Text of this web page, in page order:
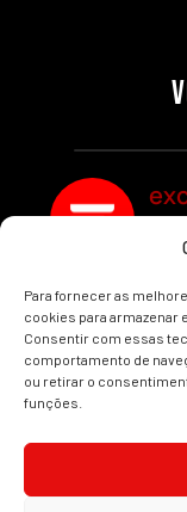
Para fornecer as
cookies para armazenar
Consentir com essas
comportamento de
ou retirar o
funções.
Por